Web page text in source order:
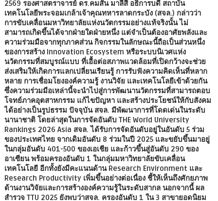
2569 รองศาสตราจารย์ ดร.คมสัน มาลีสี อธิการบดี สถาบัน
เทคโนโลยีพระจอมเกล้าเจ้าคุณทหารลาดกระบัง (สจล.) กล่าวว่า
การขับเคลื่อนมหาวิทยาลัยแห่งนวัตกรรมอย่างแท้จริงนั้น ไม่
สามารถเกิดขึ้นได้จากฝ่ายใดฝ่ายหนึ่ง แต่จำเป็นต้องอาศัยพลังและ
ความร่วมมือจากทุกภาคส่วน กิจกรรมในลักษณะนี้ถือเป็นส่วนหนึ่ง
ของการสร้าง Innovation Ecosystem หรือระบบนิเวศแห่ง
นวัตกรรมที่สมบูรณ์แบบ ที่เอื้อต่อสภาพแวดล้อมที่เปิดกว้างจะช่วย
ส่งเสริมให้เกิดการแลกเปลี่ยนเรียนรู้ การรับฟังความคิดเห็นที่หลาก
หลาย การเชื่อมโยงองค์ความรู้ งานวิจัย และเทคโนโลยีเข้าด้วยกัน
ซึ่งความร่วมมือเหล่านี้จะนำไปสู่การพัฒนานวัตกรรมที่สามารถตอบ
โจทย์ภาคอุตสาหกรรม แก้ไขปัญหา และสร้างประโยชน์ให้กับสังคม
ได้อย่างเป็นรูปธรรม ปัจจุบัน สจล. มีพัฒนาการที่โดดเด่นในระดับ
นานาชาติ โดยล่าสุดในการจัดอันดับ THE World University
Rankings 2026 Asia สจล. ได้รับการจัดอันดับอยู่ในอันดับ 5 ร่วม
ของประเทศไทย จากเดิมอันดับ 8 ร่วมในปี 2025 และขยับขึ้นมาอยู่
ในกลุ่มอันดับ 401-500 ของเอเชีย และก้าวขึ้นสู่อันดับ 290 ของ
อาเซียน พร้อมครองอันดับ 1 ในกลุ่มมหาวิทยาลัยขับเคลื่อน
เทคโนโลยี อีกทั้งยังมีคะแนนด้าน Research Environment และ
Research Productivity เพิ่มขึ้นอย่างต่อเนื่อง ชี้ให้เห็นถึงศักยภาพ
ด้านงานวิจัยและการสร้างองค์ความรู้ในระดับสากล นอกจากนี้ ผล
สำรวจ TTU 2025 ยังพบว่าสจล. ครองอันดับ 1 ใน 3 สาขายอดนิยม